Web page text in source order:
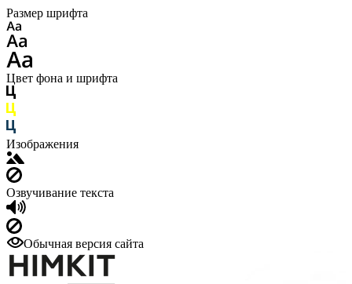
Размер шрифта
Цвет фона и шрифта
Изображения
Озвучивание текста
Обычная версия сайта